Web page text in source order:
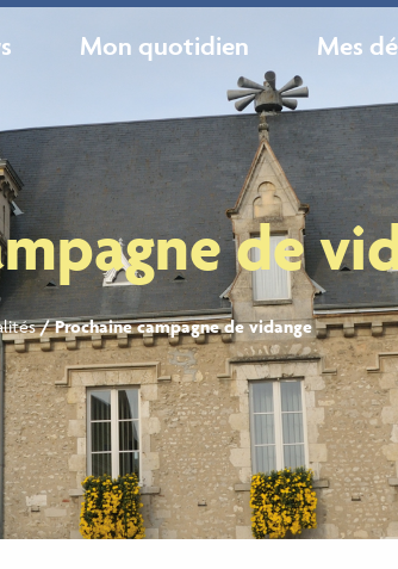
Mon quotidien Mes
de
/Prochaine campagne de vidange